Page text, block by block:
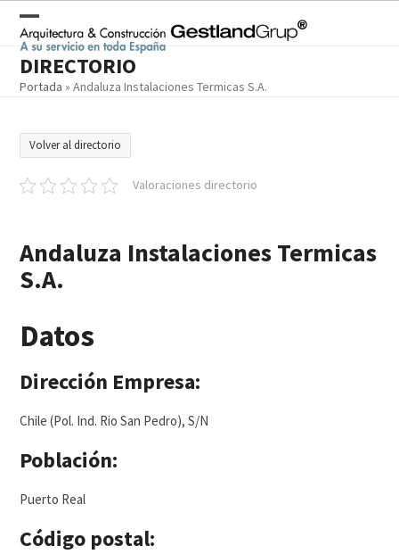
contentOpen
mobile
menu
Close
mobile
menu
DIRECTORIO
Portada »Andaluza Instalaciones Termicas S.A.
Volver al directorio
Valoraciones directorio
Andaluza Instalaciones Termicas
S.A.
Datos
Dirección Empresa:
Chile (Pol. Ind. Rio San Pedro), S/N
Población:
Puerto Real
Código postal: